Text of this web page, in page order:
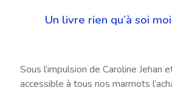
Un livre rien qu’à soi
Sous l’impulsion de Caroline Jehan
accessible à tous nos marmots